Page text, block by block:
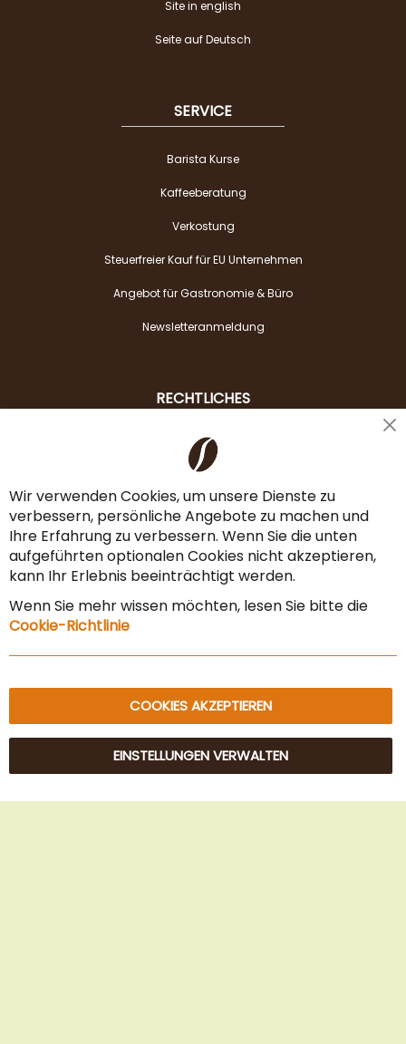
Site in english
Seite auf Deutsch
SERVICE
Barista Kurse
Kaffeeberatung
Verkostung
Steuerfreier Kauf für EU Unternehmen
Angebot für Gastronomie & Büro
Newsletteranmeldung
RECHTLICHES
Liefer- & Versandkosten
AGB & Widerrufsrecht
Vertrag widerrufen
Impressum
Datenschutz & Sicherheit
© 2025 Beans Kaffeehandel OG. Alle Rechte vorbehalten.
Wir verwenden Cookies, um unsere Dienste zu
verbessern, persönliche Angebote zu machen und
Ihre Erfahrung zu verbessern. Wenn Sie die unten
aufgeführten optionalen Cookies nicht akzeptieren,
kann Ihr Erlebnis beeinträchtigt werden.
Wenn Sie mehr wissen möchten, lesen Sie bitte die
Cookie-Richtlinie
COOKIES AKZEPTIEREN
EINSTELLUNGEN VERWALTEN